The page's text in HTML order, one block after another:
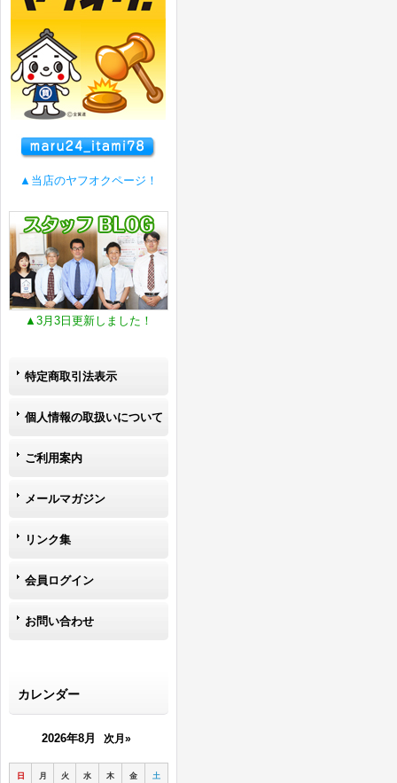
▲当店のヤフオクページ！
▲3月3日更新しました！
特定商取引法表示
個人情報の取扱いについて
ご利用案内
メールマガジン
リンク集
会員ログイン
お問い合わせ
カレンダー
2026年8月 次月»
日 月 火 水 木 金 土